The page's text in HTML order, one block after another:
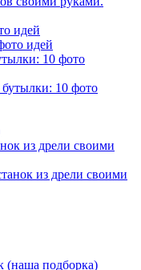
идей
10 фото
из дрели своими
(наша подборка)